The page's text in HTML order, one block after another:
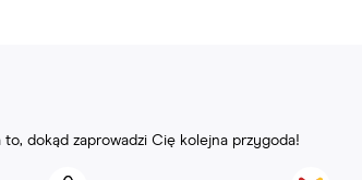
dokąd zaprowadzi Cię kolejna przygoda!